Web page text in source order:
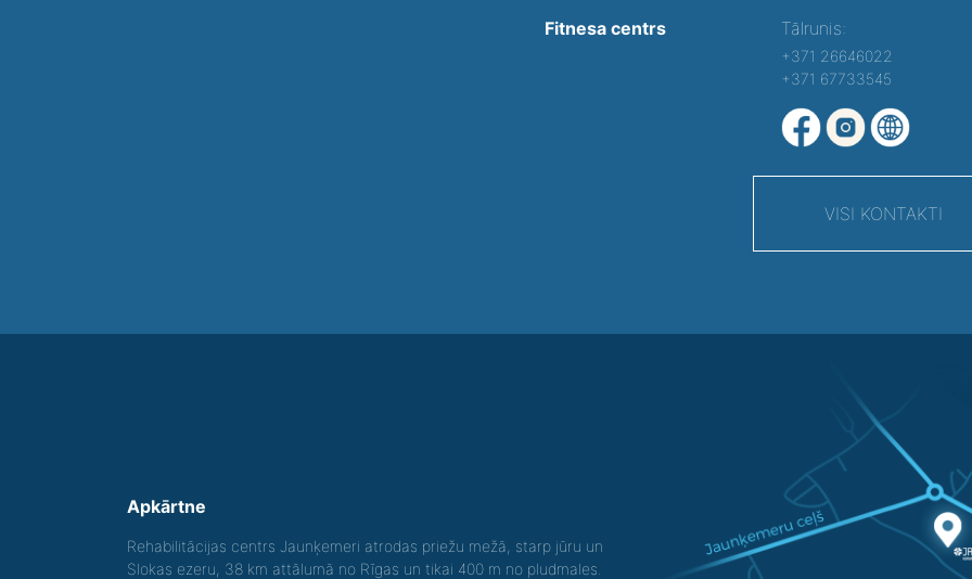
Fitnesa centrs Tālrunis:
+371 26646022
+371 67733545
VISI KONTAKTI
Apkārtne
Rehabilitācijas centrs Jaunķemeri atrodas priežu mežā, starp jūru un
Slokas ezeru, 38 km attālumā no Rīgas un tikai 400 m no pludmales.